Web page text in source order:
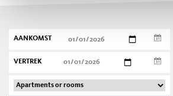
AANKOMST
VERTREK